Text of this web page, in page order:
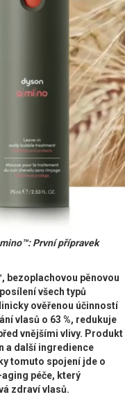
První přípravek
bezoplachovou pěnovou
všech typů
ověřenou účinností
vlasů o 63 %, redukuje
vnějšími vlivy. Produkt
a další ingredience
tomuto spojení jde o
péče, který
zdraví vlasů.